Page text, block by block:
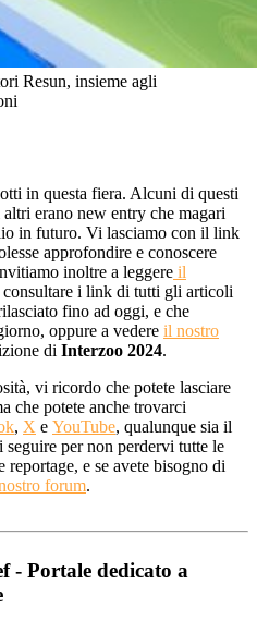
Resun, insieme agli
in questa fiera. Alcuni di questi
erano new entry che magari
in futuro. Vi lasciamo con il link
approfondire e conoscere
inoltre a leggere il
consultare i link di tutti gli articoli
fino ad oggi, e che
oppure a vedere il nostro
di Interzoo 2024.
vi ricordo che potete lasciare
che potete anche trovarci
, X e YouTube, qualunque sia il
per non perdervi tutte le
e se avete bisogno di
forum.
- Portale dedicato a